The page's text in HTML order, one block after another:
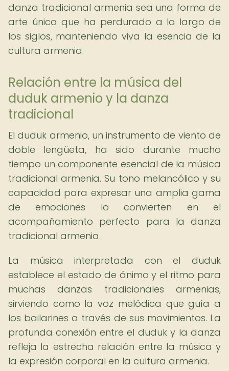
danza tradicional armenia sea una forma de
arte única que ha perdurado a lo largo de
los siglos, manteniendo viva la esencia de la
cultura armenia.
Relación entre la música del
duduk armenio y la danza
tradicional
El duduk armenio, un instrumento de viento de
doble lengüeta, ha sido durante mucho
tiempo un componente esencial de la música
tradicional armenia. Su tono melancólico y su
capacidad para expresar una amplia gama
de emociones lo convierten en el
acompañamiento perfecto para la danza
tradicional armenia.
La música interpretada con el duduk
establece el estado de ánimo y el ritmo para
muchas danzas tradicionales armenias,
sirviendo como la voz melódica que guía a
los bailarines a través de sus movimientos. La
profunda conexión entre el duduk y la danza
refleja la estrecha relación entre la música y
la expresión corporal en la cultura armenia.